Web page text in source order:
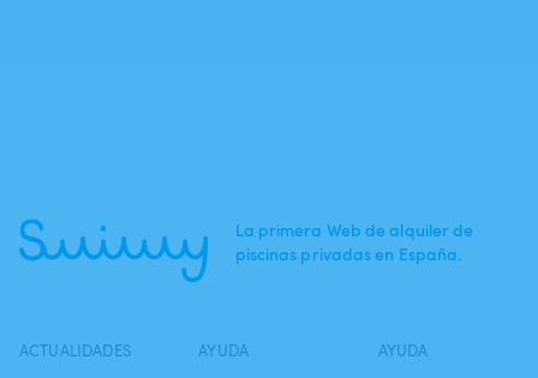
La primera Web de alquiler de
piscinas privadas en España.
ACTUALIDADES AYUDA AYUDA